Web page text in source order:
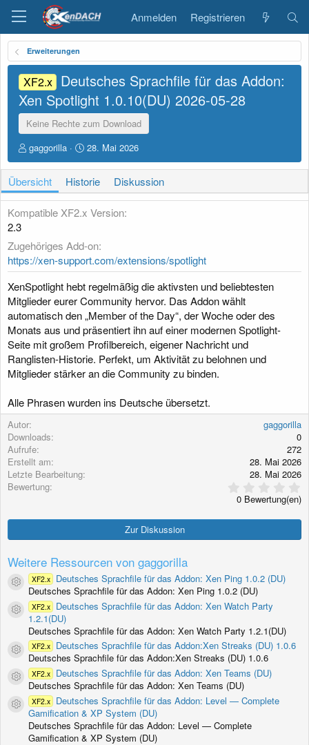
Anmelden Registrieren
Erweiterungen
XF2.x Deutsches Sprachfile für das Addon:
Xen Spotlight 1.0.10(DU) 2026-05-28
Keine Rechte zum Download
A
u
t
o
r
gaggorilla
D
a
t
u
m
E
t
e
l
u
n
g
28. Mai 2026
Übersicht Historie Diskussion
Kompatible XF2.x Version
2.3
Zugehöriges Add-on
https://xen-support.com/extensions/spotlight
XenSpotlight hebt regelmäßig die aktivsten und beliebtesten
Mitglieder eurer Community hervor. Das Addon wählt
automatisch den „Member of the Day“, der Woche oder des
Monats aus und präsentiert ihn auf einer modernen Spotlight-
Seite mit großem Profilbereich, eigener Nachricht und
Ranglisten-Historie. Perfekt, um Aktivität zu belohnen und
Mitglieder stärker an die Community zu binden.
Alle Phrasen wurden ins Deutsche übersetzt.
Autor
gaggorilla
Downloads
0
Aufrufe
272
Erstellt am
28. Mai 2026
Letzte Bearbeitung
28. Mai 2026
Bewertung
,
0
t
0 Bewertung(en)
Zur Diskussion
Weitere Ressourcen von gaggorilla
Ressourcen-Icon
XF2.x
Deutsches Sprachfile für das Addon: Xen Ping 1.0.2 (DU)
Deutsches Sprachfile für das Addon: Xen Ping 1.0.2 (DU)
Ressourcen-Icon
XF2.x
Deutsches Sprachfile für das Addon: Xen Watch Party
1.2.1(DU)
Deutsches Sprachfile für das Addon: Xen Watch Party 1.2.1(DU)
Ressourcen-Icon
XF2.x
Deutsches Sprachfile für das Addon:Xen Streaks (DU) 1.0.6
Deutsches Sprachfile für das Addon:Xen Streaks (DU) 1.0.6
Ressourcen-Icon
XF2.x
Deutsches Sprachfile für das Addon: Xen Teams (DU)
Deutsches Sprachfile für das Addon: Xen Teams (DU)
Ressourcen-Icon
XF2.x
Deutsches Sprachfile für das Addon: Level — Complete
Gamification & XP System (DU)
Deutsches Sprachfile für das Addon: Level — Complete
Gamification & XP System (DU)